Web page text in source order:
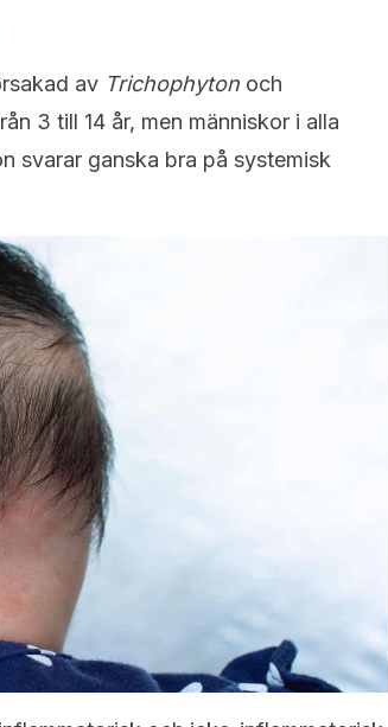
av Trichophyton och
3 till 14 år, men människor i alla
svarar ganska bra på systemisk